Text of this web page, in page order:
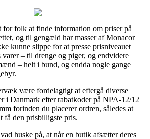
for folk at finde information om priser på
og til gengæld har masser af Monacor
kunne slippe for at presse prisniveauet
– til drenge og piger, og endvidere
– helt i bund, og endda nogle gange
være fordelagtigt at eftergå diverse
i Danmark efter rabatkoder på NPA-12/12
forinden du placerer ordren, således at
få den prisbilligste pris.
huske på, at når en butik afsætter deres